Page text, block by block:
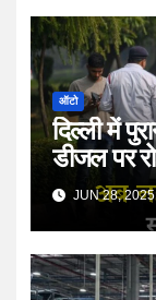
ऑटो
दिल्ली में
डीजल पर
JUN 28,